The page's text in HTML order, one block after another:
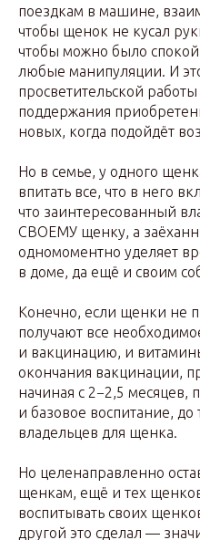
поездкам в машине,
чтобы щенок не кусал
чтобы можно было
любые манипуляции. И
просветительской
поддержания
новых, когда подойдёт
Но в семье, у одного
впитать все, что в него
что заинтересованный
СВОЕМУ щенку, а
одномоментно уделяет
в доме, да ещё и своим
Конечно, если щенки не
получают все
и вакцинацию, и
окончания вакцинации,
начиная с 2−2,5 месяцев,
и базовое воспитание, до
владельцев для щенка.
Но целенаправленно
щенкам, ещё и тех
воспитывать своих
другой это сделал —